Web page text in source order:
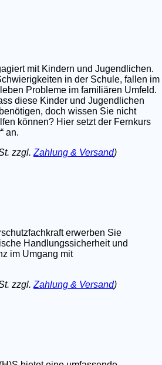
mit Kindern und Jugendlichen.
in der Schule, fallen im
Probleme im familiären Umfeld.
diese Kinder und Jugendlichen
doch wissen Sie nicht
können? Hier setzt der Fernkurs
an.
zzgl. Zahlung & Versand)
erwerben Sie
Handlungssicherheit und
im Umgang mit
zzgl. Zahlung & Versand)